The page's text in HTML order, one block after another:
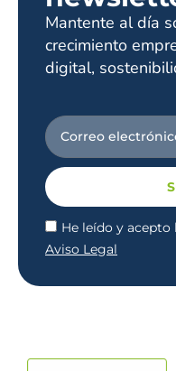
Mantente al día
crecimiento
digital,
He leído y acepto
Aviso Legal